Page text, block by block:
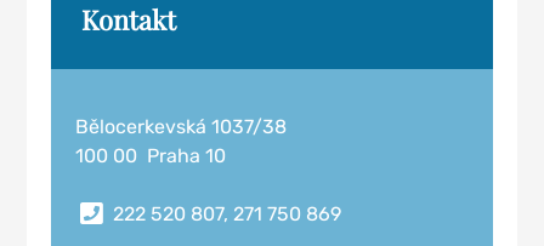
Kontakt
Bělocerkevská 1037/38
100 00 Praha 10
222 520 807, 271 750 869